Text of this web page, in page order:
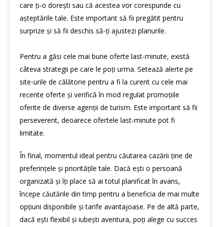
care ți-o dorești sau că acestea vor corespunde cu
așteptările tale. Este important să fii pregătit pentru
surprize și să fii deschis să-ți ajustezi planurile.
Pentru a găsi cele mai bune oferte last-minute, există
câteva strategii pe care le poți urma. Setează alerte pe
site-urile de călătorie pentru a fi la curent cu cele mai
recente oferte și verifică în mod regulat promoțiile
oferite de diverse agenții de turism. Este important să fii
perseverent, deoarece ofertele last-minute pot fi
limitate.
În final, momentul ideal pentru căutarea cazării ține de
preferințele și prioritățile tale. Dacă ești o persoană
organizată și îți place să ai totul planificat în avans,
începe căutările din timp pentru a beneficia de mai multe
opțiuni disponibile și tarife avantajoase. Pe de altă parte,
dacă ești flexibil și iubești aventura, poți alege cu succes